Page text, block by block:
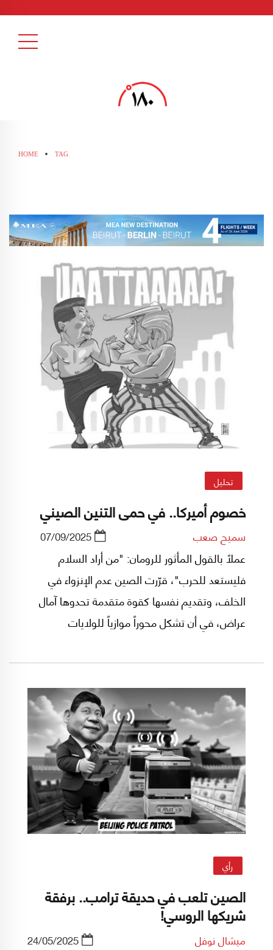
HOME TAG
تحليل
خصوم أميركا.. في حمى التنين الصيني
سميح صعب 07/09/2025
عملاً بالقول المأثور للرومان: "من أراد السلام
فليستعد للحرب"، قرّرت الصين عدم الإنزواء في
الخلف، وتقديم نفسها كقوة متقدمة تحدوها آمال
عراض، في أن تشكل محوراً موازياً للولايات
رأي
الصين تلعب في حديقة ترامب.. برفقة
شريكها الروسي!
ميشال نوفل 24/05/2025